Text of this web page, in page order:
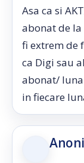
Asa ca si
abonat de
fi extrem de
ca Digi sau
abonat/
in fiecare